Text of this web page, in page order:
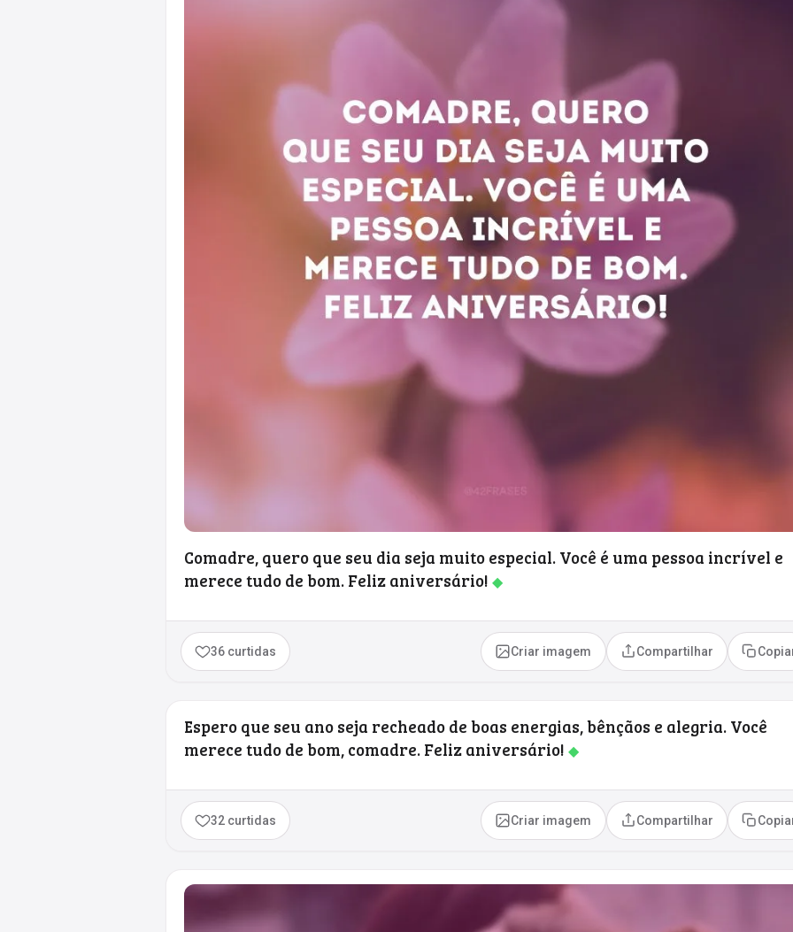
Comadre, quero que seu dia seja muito especial. Você é uma pessoa incrível e
merece tudo de bom. Feliz aniversário! ◆
36 curtidas Criar imagem Compartilhar
Espero que seu ano seja recheado de boas energias, bênçãos e alegria. Você
merece tudo de bom, comadre. Feliz aniversário! ◆
32 curtidas Criar imagem Compartilhar